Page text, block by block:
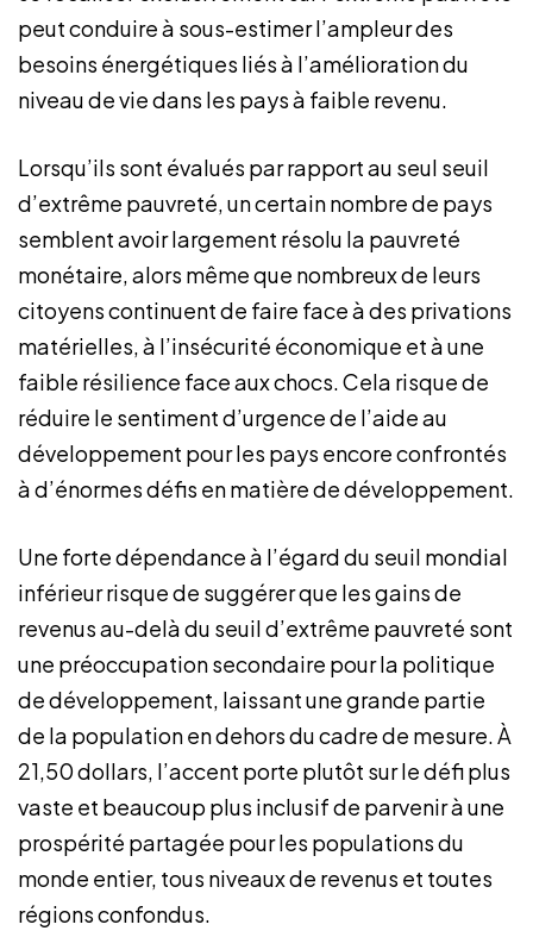
peut conduire à sous-estimer l’ampleur des
besoins énergétiques liés à l’amélioration du
niveau de vie dans les pays à faible revenu.
Lorsqu’ils sont évalués par rapport au seul seuil
d’extrême pauvreté, un certain nombre de pays
semblent avoir largement résolu la pauvreté
monétaire, alors même que nombreux de leurs
citoyens continuent de faire face à des privations
matérielles, à l’insécurité économique et à une
faible résilience face aux chocs. Cela risque de
réduire le sentiment d’urgence de l’aide au
développement pour les pays encore confrontés
à d’énormes défis en matière de développement.
Une forte dépendance à l’égard du seuil mondial
inférieur risque de suggérer que les gains de
revenus au-delà du seuil d’extrême pauvreté sont
une préoccupation secondaire pour la politique
de développement, laissant une grande partie
de la population en dehors du cadre de mesure. À
21,50 dollars, l’accent porte plutôt sur le défi plus
vaste et beaucoup plus inclusif de parvenir à une
prospérité partagée pour les populations du
monde entier, tous niveaux de revenus et toutes
régions confondus.